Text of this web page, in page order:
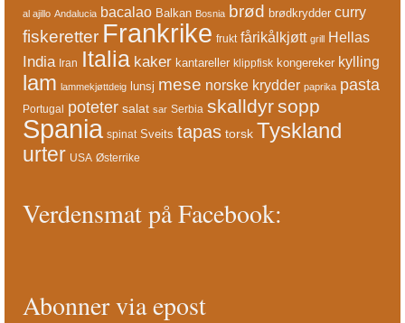
al ajillo Andalucia bacalao Balkan Bosnia brød brødkrydder curry
fiskeretter Frankrike frukt fårikålkjøtt grill Hellas
India Iran Italia kaker kantareller klippfisk kongereker kylling
lam lammekjøttdeig lunsj mese norske krydder paprika pasta
Portugal poteter salat sar Serbia skalldyrsopp
Spania spinat Sveits tapas torsk Tyskland
urter USA Østerrike
Verdensmat på Facebook:
Abonner via epost